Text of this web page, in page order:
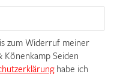
zum Widerruf meiner
Könenkamp Seiden
habe ich